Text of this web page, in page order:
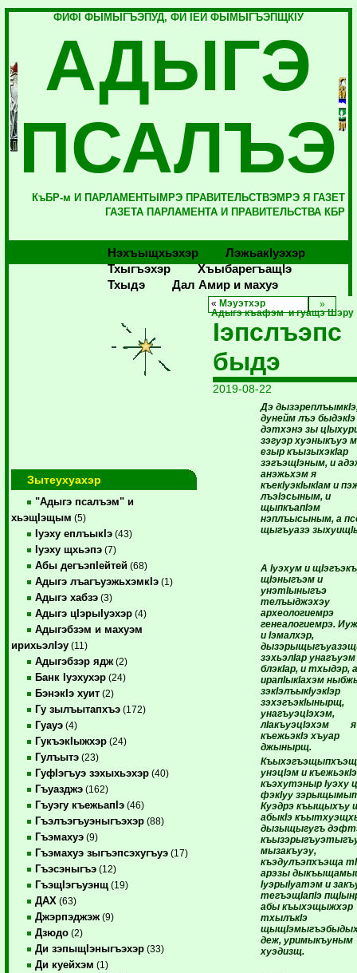
ФИФI ФЫМЫГЪЭПУД, ФИ IЕЙ ФЫМЫГЪЭПЩКIУ
АДЫГЭ
ПСАЛЪЭ
КъБР-м И ПАРЛАМЕНТЫМРЭ ПРАВИТЕЛЬСТВЭМРЭ Я ГАЗЕТ
ГАЗЕТА ПАРЛАМЕНТА И ПРАВИТЕЛЬСТВА КБР
Нэхъыщхьэхэр
Лэжьакlуэхэр
Тхыгъэхэр
Хъыбарегъащlэ
Тхыдэ
Дал Амир и махуэ
Зытеухуахэр
"Адыгэ псалъэм" и
хьэщIэщым (5)
Iуэху еплъыкIэ (43)
Iуэху щхьэпэ (7)
Абы дегъэпIейтей (68)
Адыгэ лъагъуэжьхэмкIэ (1)
Адыгэ хабзэ (3)
Адыгэ цIэрыIуэхэр (4)
Адыгэбзэм и махуэм
ирихьэлIэу (11)
Адыгэбзэр ядж (2)
Банк Iуэхухэр (24)
БэнэкIэ хуит (2)
Гу зылъытапхъэ (172)
Гуауэ (4)
ГукъэкIыжхэр (24)
Гулъытэ (23)
ГуфIэгъуэ зэхыхьэхэр (40)
Гъуазджэ (162)
Гъуэгу къежьапIэ (46)
Гъэлъэгъуэныгъэхэр (88)
Гъэмахуэ (9)
Гъэмахуэ зыгъэпсэхугъуэ (17)
Гъэсэныгъэ (12)
ГъэщIэгъуэнщ (19)
ДАХ (63)
Джэрпэджэж (9)
Дзюдо (2)
Ди зэпыщIэныгъэхэр (33)
Ди куейхэм (1)
« Мэуэтхэр
Адыгэ къафэм и гуащэ Шэру
Iэпслъэпс
быдэ
2019-08-22
Дэ
дунейм лъэ
дэтхэнэ зы
зэгуэр хуэныкъуэ
езыр къызыхэкIар
зэгъэщIэным, и
анэжьхэм я
къекIуэкIыкIам и
лъэIэсыным, и
щыпкъапIэм
нэплъысыным, а
щыгъуазэ
А Iуэхум и
щIэныгъэм и
унэтIыныгъэ
телъыджэхэу
археологиемрэ
генеалогиемрэ.
и Iэмалхэр,
зэхьэлIар
блэкIар, и тхыдэр,
ирапIыкIахэм
зэкIэлъыкIуэкIэр
зэхэгъэкIынырщ,
унагъуэцIэхэм,
лIакъуэцIэхэм я
къежьэкIэ хъуар
джынырщ.
Къыхэгъэщыпхъэщ
унэцIэм и
къэхутэныр Iуэху
фэкIуу
Куэдрэ къыщыхъу
абыкIэ
дызыщыгугъ
мызакъуэу,
къэдулъэпхъэща
арэзы
IуэрыIуатэм и
тегъэщIапIэ
абы къыхэщыжхэр
тхылъкIэ
деж, уримыкъуным
хуэдизщ.